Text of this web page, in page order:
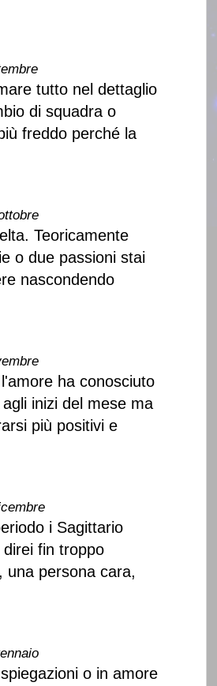
tutto nel dettaglio
di squadra o
freddo perché la
Teoricamente
o due passioni stai
nascondendo
ha conosciuto
inizi del mese ma
più positivi e
i Sagittario
fin troppo
una persona cara,
o in amore